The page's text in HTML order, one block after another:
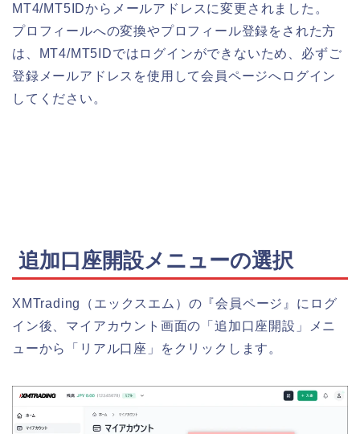
MT4/MT5IDからメールアドレスに変更されました。
プロフィールへの変換やプロフィール登録をされた方
は、MT4/MT5IDではログインができないため、必ずご
登録メールアドレスを使用して会員ページへログイン
してください。
追加口座開設メニューの選択
XMTrading（エックスエム）の『会員ページ』にログ
イン後、マイアカウント画面の「 追加口座開設 」メニ
ューから「 リアル口座 」をクリックします。